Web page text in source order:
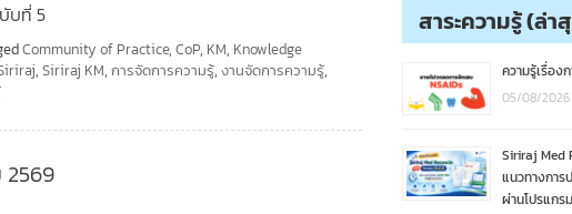
บที่ 5
Community of Practice, CoP, KM, Knowledge
, Siriraj KM, การจัดการความรู้, งานจัดการความรู้,
2569
สาระความรู้ (ล่า
ความรู้เรื่อง
05/08/2026
Siriraj Med
แนวทางการ
ผ่านโปรแกร